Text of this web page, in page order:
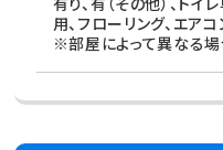
用、フローリング、エアコ
※部屋によって異なる場